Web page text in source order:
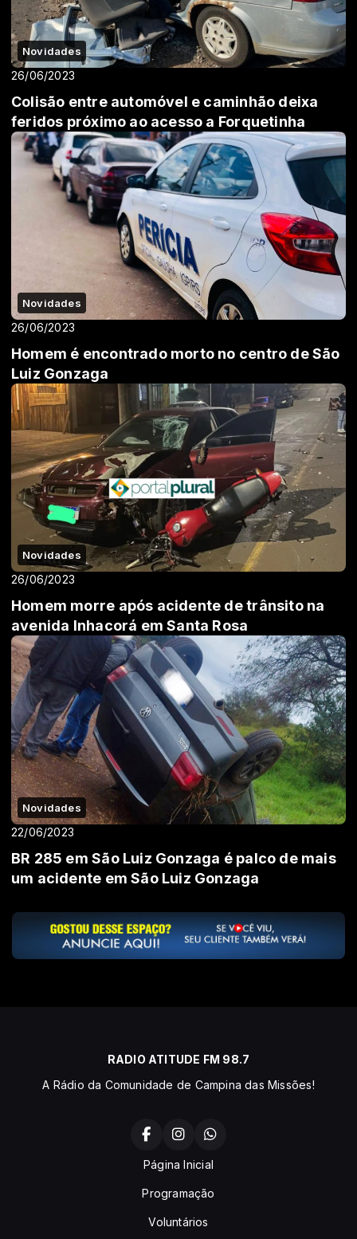
Novidades
26/06/2023
Colisão entre automóvel e caminhão deixa
feridos próximo ao acesso a Forquetinha
Novidades
26/06/2023
Homem é encontrado morto no centro de São
Luiz Gonzaga
Novidades
26/06/2023
Homem morre após acidente de trânsito na
avenida Inhacorá em Santa Rosa
Novidades
22/06/2023
BR 285 em São Luiz Gonzaga é palco de mais
um acidente em São Luiz Gonzaga
RADIO ATITUDE FM 98.7
A Rádio da Comunidade de Campina das Missões!
Página Inicial
Programação
Voluntários